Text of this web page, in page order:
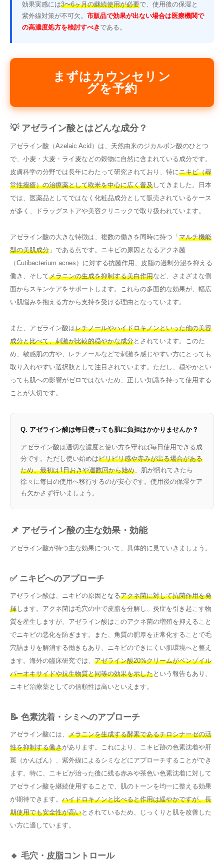
効果実感には3〜6ヶ月の継続使用が必要で、使用後の保湿と
紫外線対策が不可欠。 市販品で効果が出ない場合は医療機関で
の高濃度処方を検討すべき である。
まずはカウンセリン
グを予約
💡 アゼライン酸とはどんな成分？
アゼライン酸（Azelaic Acid）は、天然由来のジカルボン酸のひとつ
で、小麦・大麦・ライ麦などの穀物に自然に含まれている成分です。
皮膚科学の分野では長年にわたって研究されており、特にニキビ（尋
常性痤瘡）の治療薬として欧米を中心に広く普及 してきました。日本
では、医薬品としてではなく化粧品成分として販売されているケース
が多く、ドラッグストアや美容クリニックで取り扱われています。
アゼライン酸の大きな特徴は、複数の働きを同時に持つ「 マルチ機能
型の美肌成分 」である点です。ニキビの原因となるアクネ菌
（Cutibacterium acnes）に対する抗菌作用、皮脂の過剰分泌を抑える
働き、そしてメラニンの生成を抑制する美白作用など、さまざまな側
面からスキンケアをサポートします。これらの多面的な効果が、幅広
い肌悩みを抱える方から支持を受ける理由となっています。
また、アゼライン酸はレチノールやハイドロキノンといった他の美容
成分と比べて、刺激が比較的穏やかな成分とされています。このた
め、敏感肌の方や、レチノールなどで刺激を感じやすい方にとっても
取り入れやすい選択肢として注目されています。ただし、穏やかとい
っても肌への影響がゼロではないため、正しい知識を持って使用する
ことが大切です。
Q. アゼライン酸は毎日使っても肌に負担はかかりませんか？
アゼライン酸は適切な濃度と使い方を守れば毎日使用できる成
分です。ただし使い始めはピリピリ感や赤みが出る場合がある
ため、最初は1日おきや週数回から始め、肌が慣れてきたら
徐々に毎日の使用へ移行するのが安心です。使用後の保湿ケア
も欠かさず行いましょう。
📌 アゼライン酸の主な効果・効能
アゼライン酸が持つ主な効果について、具体的に見ていきましょう。
✅ ニキビへのアプローチ
アゼライン酸は、ニキビの原因となるアクネ菌に対して抗菌作用を発
揮 します。アクネ菌は毛穴の中で皮脂を分解し、炎症を引き起こす物
質を産生しますが、アゼライン酸はこのアクネ菌の増殖を抑えること
でニキビの悪化を防ぎます。また、角質の肥厚を正常化することで毛
穴詰まりを解消する働きもあり、ニキビのできにくい肌環境へと整え
ます。海外の臨床研究では、 アゼライン酸20%クリームがベンゾイル
パーオキサイドや抗生物質と同等の効果を示したという報告もあり、
ニキビ治療薬としての信頼性は高いといえます。
📝 色素沈着・シミへのアプローチ
アゼライン酸には、 メラニンを生成する酵素であるチロシナーゼの活
性を抑制する働きがあります。これにより、ニキビ跡の色素沈着や肝
斑（かんぱん）、紫外線によるシミなどにアプローチすることができ
ます。特に、ニキビが治った後に残る赤みや茶色い色素沈着に対して
アゼライン酸を継続使用することで、肌のトーンを均一に整える効果
が期待できます。 ハイドロキノンと比べると作用は緩やかですが、長
期使用でも安全性が高いとされているため、じっくりと肌を改善した
い方に適しています。
🔸 毛穴・皮脂コントロール